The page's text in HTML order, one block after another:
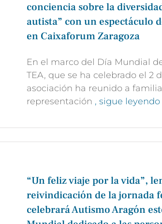
conciencia sobre la
autista” con un espectáculo
en Caixaforum Zaragoza
En el marco del Día Mundial
TEA, que se ha celebrado el 2
asociación ha reunido a
representación , sigue leyendo
“Un feliz viaje por la vida”,
reivindicación de la jornada
celebrará Autismo Aragón